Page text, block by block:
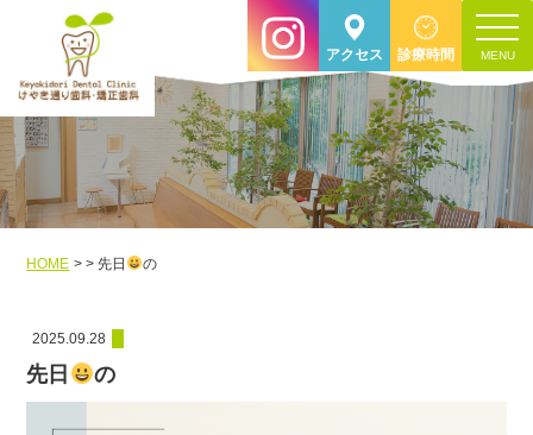
アクセス 診療時間
toggle
HOME 先日 の
2025.09.28
先日 の